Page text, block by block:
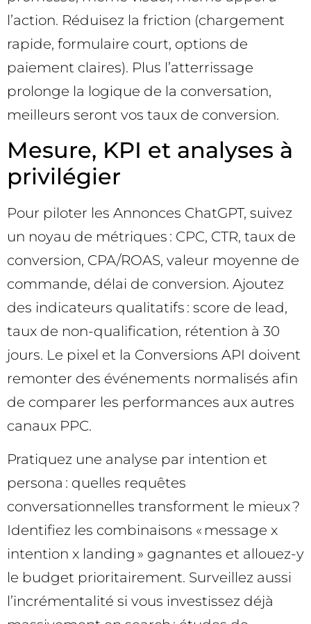
l’action. Réduisez la friction (chargement
rapide, formulaire court, options de
paiement claires). Plus l’atterrissage
prolonge la logique de la conversation,
meilleurs seront vos taux de conversion.
Mesure, KPI et analyses à
privilégier
Pour piloter les Annonces ChatGPT, suivez
un noyau de métriques : CPC, CTR, taux de
conversion, CPA/ROAS, valeur moyenne de
commande, délai de conversion. Ajoutez
des indicateurs qualitatifs : score de lead,
taux de non-qualification, rétention à 30
jours. Le pixel et la Conversions API doivent
remonter des événements normalisés afin
de comparer les performances aux autres
canaux PPC.
Pratiquez une analyse par intention et
persona : quelles requêtes
conversationnelles transforment le mieux ?
Identifiez les combinaisons « message x
intention x landing » gagnantes et allouez-y
le budget prioritairement. Surveillez aussi
l’incrémentalité si vous investissez déjà